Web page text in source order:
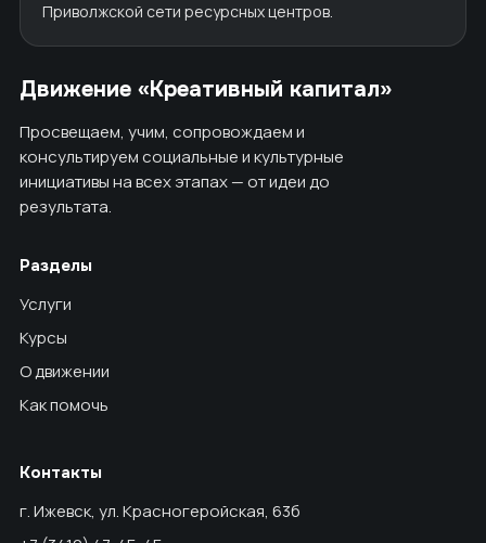
Приволжской сети ресурсных центров.
Движение «Креативный капитал»
Просвещаем, учим, сопровождаем и
консультируем социальные и культурные
инициативы на всех этапах — от идеи до
результата.
Разделы
Услуги
Курсы
О движении
Как помочь
Контакты
г. Ижевск, ул. Красногеройская, 63б